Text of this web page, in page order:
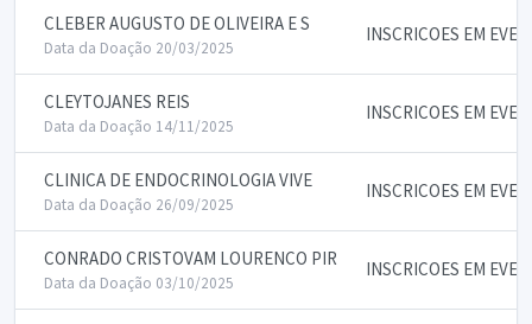
CLEBER AUGUSTO DE OLIVEIRA E S
Data da Doação 20/03/2025
INSCRICOES EM
CLEYTOJANES REIS
Data da Doação 14/11/2025
INSCRICOES EM
CLINICA DE ENDOCRINOLOGIA VIVE
Data da Doação 26/09/2025
INSCRICOES EM
CONRADO CRISTOVAM LOURENCO PIR
Data da Doação 03/10/2025
INSCRICOES EM